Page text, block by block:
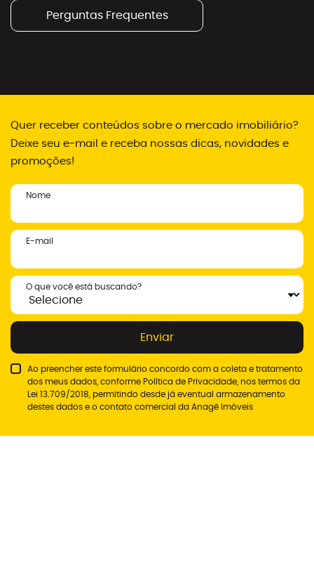
Perguntas Frequentes
Quer receber conteúdos sobre o mercado imobiliário?
Deixe seu e-mail e receba nossas dicas, novidades e
promoções!
Nome
E-mail
O que você está buscando?
Enviar
Ao preencher este formulário concordo com a coleta e tratamento
dos meus dados, conforme Política de Privacidade , nos termos da
Lei 13.709/2018, permitindo desde já eventual armazenamento
destes dados e o contato comercial da Anagê Imóveis